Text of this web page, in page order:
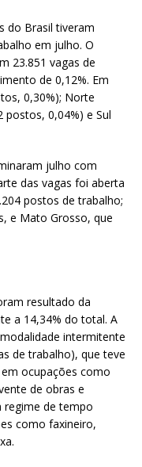
do Brasil tiveram
em julho. O
23.851 vagas de
de 0,12%. Em
0,30%); Norte
postos, 0,04%) e Sul
julho com
das vagas foi aberta
postos de trabalho;
e Mato Grosso, que
resultado da
a 14,34% do total. A
intermitente
de trabalho), que teve
ocupações como
de obras e
regime de tempo
como faxineiro,